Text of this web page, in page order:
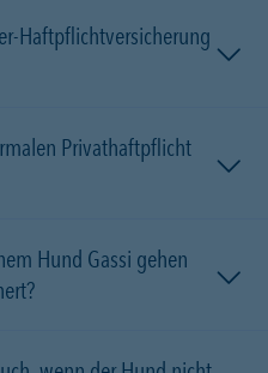
Haftpflichtversicherung
Privathaftpflicht
Hund Gassi gehen